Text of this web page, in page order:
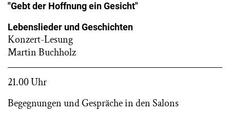
"Gebt der Hoffnung ein Gesicht"
Lebenslieder und Geschichten
Konzert-Lesung
Martin Buchholz
21.00 Uhr
Begegnungen und Gespräche in den Salons